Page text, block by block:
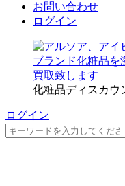
お問い合わせ
ログイン
化粧品ディスカウ
ログイン